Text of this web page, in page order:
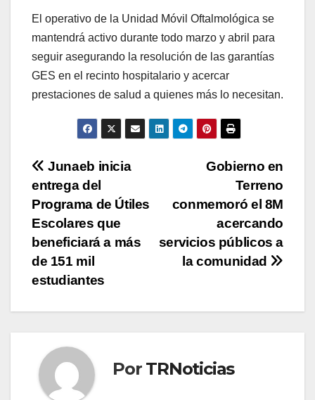
El operativo de la Unidad Móvil Oftalmológica se
mantendrá activo durante todo marzo y abril para
seguir asegurando la resolución de las garantías
GES en el recinto hospitalario y acercar
prestaciones de salud a quienes más lo necesitan.
Navegación
de
entradas
Gobierno en
Terreno
conmemoró el 8M
acercando
servicios públicos a
la comunidad
Junaeb inicia
entrega del
Programa de Útiles
Escolares que
beneficiará a más
de 151 mil
estudiantes
Por TRNoticias